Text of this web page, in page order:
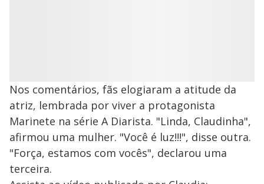
Nos comentários, fãs elogiaram a atitude da
atriz, lembrada por viver a protagonista
Marinete na série A Diarista. "Linda, Claudinha",
afirmou uma mulher. "Você é luz!!!", disse outra.
"Força, estamos com vocês", declarou uma
terceira.